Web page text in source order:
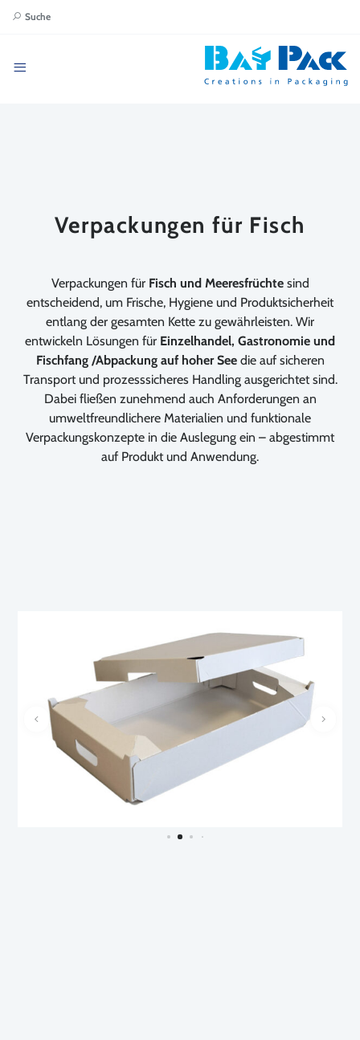
Suche
Verpackungen für Fisch
Verpackungen für Fisch und Meeresfrüchtesind
entscheidend, um Frische, Hygiene und Produktsicherheit
entlang der gesamten Kette zu gewährleisten. Wir
entwickeln Lösungen für Einzelhandel, Gastronomie und
Fischfang /Abpackung auf hoher See die auf sicheren
Transport und prozesssicheres Handling ausgerichtet sind.
Dabei fließen zunehmend auch Anforderungen an
umweltfreundlichere Materialien und funktionale
Verpackungskonzepte in die Auslegung ein – abgestimmt
auf Produkt und Anwendung.